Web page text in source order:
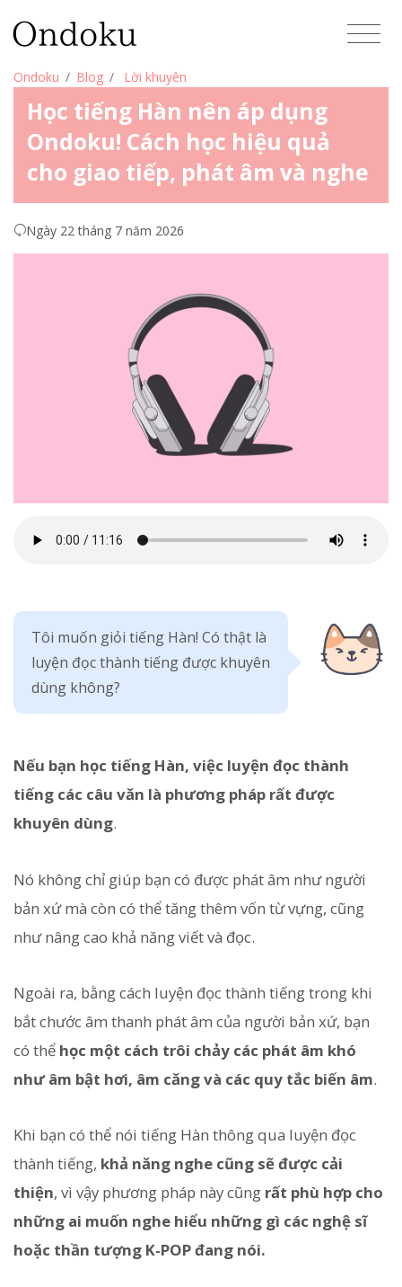
Ondoku Blog Lời khuyên
Học tiếng Hàn nên áp dụng
Ondoku! Cách học hiệu quả
cho giao tiếp, phát âm và nghe
Ngày 22 tháng 7 năm 2026
Tôi muốn giỏi tiếng Hàn! Có thật là
luyện đọc thành tiếng được khuyên
dùng không?
Nếu bạn học tiếng Hàn, việc luyện đọc thành
tiếng các câu văn là phương pháp rất được
khuyên dùng.
Nó không chỉ giúp bạn có được phát âm như người
bản xứ mà còn có thể tăng thêm vốn từ vựng, cũng
như nâng cao khả năng viết và đọc.
Ngoài ra, bằng cách luyện đọc thành tiếng trong khi
bắt chước âm thanh phát âm của người bản xứ, bạn
có thể học một cách trôi chảy các phát âm khó
như âm bật hơi, âm căng và các quy tắc biến âm.
Khi bạn có thể nói tiếng Hàn thông qua luyện đọc
thành tiếng, khả năng nghe cũng sẽ được cải
thiện, vì vậy phương pháp này cũng rất phù hợp cho
những ai muốn nghe hiểu những gì các nghệ sĩ
hoặc thần tượng K-POP đang nói.